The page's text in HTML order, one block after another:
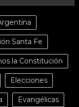
Santa Fe
la Constitución
Elecciones
Evangélicas